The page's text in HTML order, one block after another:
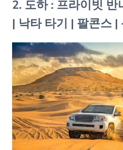
2. 도하 : 프라이빗 반
| 낙타 타기 | 팔콘스 |